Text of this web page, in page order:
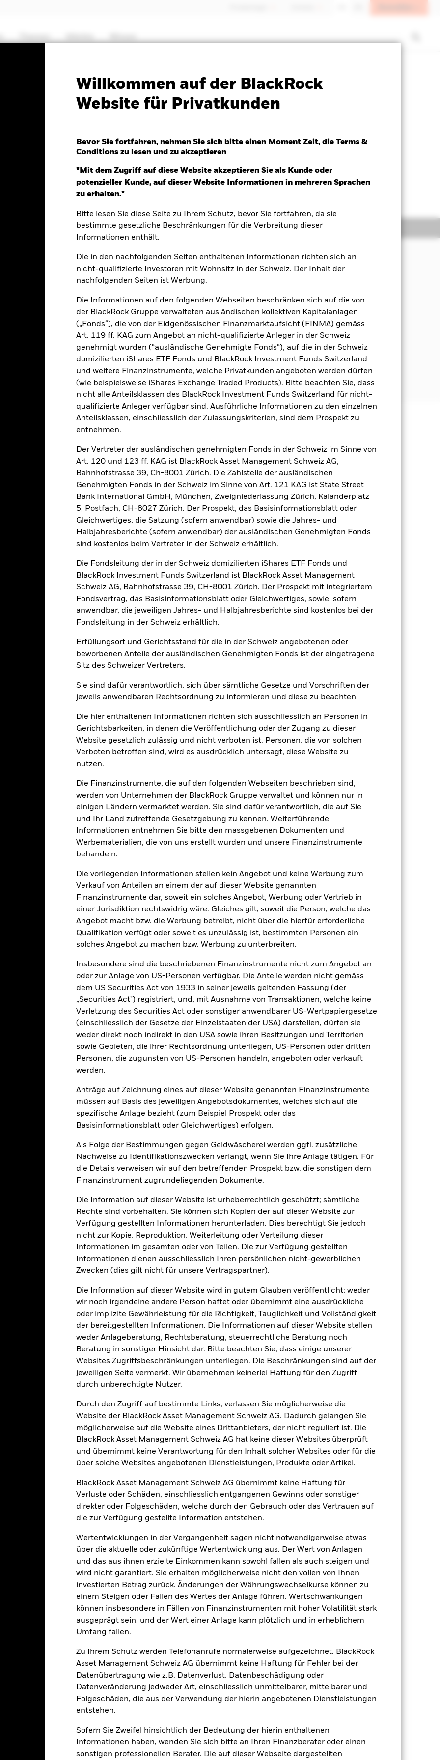
Willkommen auf der BlackRock
Website für Privatkunden
Bevor Sie fortfahren, nehmen Sie sich bitte einen Moment Zeit, die Terms &
Conditions zu lesen und zu akzeptieren
"Mit dem Zugriff auf diese Website akzeptieren Sie als Kunde oder
potenzieller Kunde, auf dieser Website Informationen in mehreren Sprachen
zu erhalten."
Bitte lesen Sie diese Seite zu Ihrem Schutz, bevor Sie fortfahren, da sie
bestimmte gesetzliche Beschränkungen für die Verbreitung dieser
Informationen enthält.
Die in den nachfolgenden Seiten enthaltenen Informationen richten sich an
nicht-qualifizierte Investoren mit Wohnsitz in der Schweiz. Der Inhalt der
nachfolgenden Seiten ist Werbung.
Die Informationen auf den folgenden Webseiten beschränken sich auf die von
der BlackRock Gruppe verwalteten ausländischen kollektiven Kapitalanlagen
(„Fonds“), die von der Eidgenössischen Finanzmarktaufsicht (FINMA) gemäss
Art. 119 ff. KAG zum Angebot an nicht-qualifizierte Anleger in der Schweiz
genehmigt wurden (“ausländische Genehmigte Fonds“), auf die in der Schweiz
domizilierten iShares ETF Fonds und BlackRock Investment Funds Switzerland
und weitere Finanzinstrumente, welche Privatkunden angeboten werden dürfen
(wie beispielsweise iShares Exchange Traded Products). Bitte beachten Sie, dass
nicht alle Anteilsklassen des BlackRock Investment Funds Switzerland für nicht-
qualifizierte Anleger verfügbar sind. Ausführliche Informationen zu den einzelnen
Anteilsklassen, einschliesslich der Zulassungskriterien, sind dem Prospekt zu
entnehmen.
Der Vertreter der ausländischen genehmigten Fonds in der Schweiz im Sinne von
Art. 120 und 123 ff. KAG ist BlackRock Asset Management Schweiz AG,
Bahnhofstrasse 39, Ch-8001 Zürich. Die Zahlstelle der ausländischen
Genehmigten Fonds in der Schweiz im Sinne von Art. 121 KAG ist State Street
Bank International GmbH, München, Zweigniederlassung Zürich, Kalanderplatz
5, Postfach, CH-8027 Zürich. Der Prospekt, das Basisinformationsblatt oder
Gleichwertiges, die Satzung (sofern anwendbar) sowie die Jahres- und
Halbjahresberichte (sofern anwendbar) der ausländischen Genehmigten Fonds
sind kostenlos beim Vertreter in der Schweiz erhältlich.
Die Fondsleitung der in der Schweiz domizilierten iShares ETF Fonds und
BlackRock Investment Funds Switzerland ist BlackRock Asset Management
Schweiz AG, Bahnhofstrasse 39, CH-8001 Zürich. Der Prospekt mit integriertem
Fondsvertrag, das Basisinformationsblatt oder Gleichwertiges, sowie, sofern
anwendbar, die jeweiligen Jahres- und Halbjahresberichte sind kostenlos bei der
Fondsleitung in der Schweiz erhältlich.
Erfüllungsort und Gerichtsstand für die in der Schweiz angebotenen oder
beworbenen Anteile der ausländischen Genehmigten Fonds ist der eingetragene
Sitz des Schweizer Vertreters.
Sie sind dafür verantwortlich, sich über sämtliche Gesetze und Vorschriften der
jeweils anwendbaren Rechtsordnung zu informieren und diese zu beachten.
Die hier enthaltenen Informationen richten sich ausschliesslich an Personen in
Gerichtsbarkeiten, in denen die Veröffentlichung oder der Zugang zu dieser
Website gesetzlich zulässig und nicht verboten ist. Personen, die von solchen
Verboten betroffen sind, wird es ausdrücklich untersagt, diese Website zu
nutzen.
Die Finanzinstrumente, die auf den folgenden Webseiten beschrieben sind,
werden von Unternehmen der BlackRock Gruppe verwaltet und können nur in
einigen Ländern vermarktet werden. Sie sind dafür verantwortlich, die auf Sie
und Ihr Land zutreffende Gesetzgebung zu kennen. Weiterführende
Informationen entnehmen Sie bitte den massgebenen Dokumenten und
Werbematerialien, die von uns erstellt wurden und unsere Finanzinstrumente
behandeln.
Die vorliegenden Informationen stellen kein Angebot und keine Werbung zum
Verkauf von Anteilen an einem der auf dieser Website genannten
Finanzinstrumente dar, soweit ein solches Angebot, Werbung oder Vertrieb in
einer Jurisdiktion rechtswidrig wäre. Gleiches gilt, soweit die Person, welche das
Angebot macht bzw. die Werbung betreibt, nicht über die hierfür erforderliche
Qualifikation verfügt oder soweit es unzulässig ist, bestimmten Personen ein
solches Angebot zu machen bzw. Werbung zu unterbreiten.
Insbesondere sind die beschriebenen Finanzinstrumente nicht zum Angebot an
oder zur Anlage von US-Personen verfügbar. Die Anteile werden nicht gemäss
dem US Securities Act von 1933 in seiner jeweils geltenden Fassung (der
„Securities Act") registriert, und, mit Ausnahme von Transaktionen, welche keine
Verletzung des Securities Act oder sonstiger anwendbarer US-Wertpapiergesetze
(einschliesslich der Gesetze der Einzelstaaten der USA) darstellen, dürfen sie
weder direkt noch indirekt in den USA sowie ihren Besitzungen und Territorien
sowie Gebieten, die ihrer Rechtsordnung unterliegen, US-Personen oder dritten
Personen, die zugunsten von US-Personen handeln, angeboten oder verkauft
werden.
Anträge auf Zeichnung eines auf dieser Website genannten Finanzinstrumente
müssen auf Basis des jeweiligen Angebotsdokumentes, welches sich auf die
spezifische Anlage bezieht (zum Beispiel Prospekt oder das
Basisinformationsblatt oder Gleichwertiges) erfolgen.
Als Folge der Bestimmungen gegen Geldwäscherei werden ggfl. zusätzliche
Nachweise zu Identifikationszwecken verlangt, wenn Sie Ihre Anlage tätigen. Für
die Details verweisen wir auf den betreffenden Prospekt bzw. die sonstigen dem
Finanzinstrument zugrundeliegenden Dokumente.
Die Information auf dieser Website ist urheberrechtlich geschützt; sämtliche
Rechte sind vorbehalten. Sie können sich Kopien der auf dieser Website zur
Verfügung gestellten Informationen herunterladen. Dies berechtigt Sie jedoch
nicht zur Kopie, Reproduktion, Weiterleitung oder Verteilung dieser
Informationen im gesamten oder von Teilen. Die zur Verfügung gestellten
Informationen dienen ausschliesslich Ihren persönlichen nicht-gewerblichen
Zwecken (dies gilt nicht für unsere Vertragspartner).
Die Information auf dieser Website wird in gutem Glauben veröffentlicht; weder
wir noch irgendeine andere Person haftet oder übernimmt eine ausdrückliche
oder implizite Gewährleistung für die Richtigkeit, Tauglichkeit und Vollständigkeit
der bereitgestellten Informationen. Die Informationen auf dieser Website stellen
weder Anlageberatung, Rechtsberatung, steuerrechtliche Beratung noch
Beratung in sonstiger Hinsicht dar. Bitte beachten Sie, dass einige unserer
Websites Zugriffsbeschränkungen unterliegen. Die Beschränkungen sind auf der
jeweiligen Seite vermerkt. Wir übernehmen keinerlei Haftung für den Zugriff
durch unberechtigte Nutzer.
Durch den Zugriff auf bestimmte Links, verlassen Sie möglicherweise die
Website der BlackRock Asset Management Schweiz AG. Dadurch gelangen Sie
möglicherweise auf die Website eines Drittanbieters, der nicht reguliert ist. Die
BlackRock Asset Management Schweiz AG hat keine dieser Websites überprüft
und übernimmt keine Verantwortung für den Inhalt solcher Websites oder für die
über solche Websites angebotenen Dienstleistungen, Produkte oder Artikel.
BlackRock Asset Management Schweiz AG übernimmt keine Haftung für
Verluste oder Schäden, einschliesslich entgangenen Gewinns oder sonstiger
direkter oder Folgeschäden, welche durch den Gebrauch oder das Vertrauen auf
die zur Verfügung gestellte Information entstehen.
Wertentwicklungen in der Vergangenheit sagen nicht notwendigerweise etwas
über die aktuelle oder zukünftige Wertentwicklung aus. Der Wert von Anlagen
und das aus ihnen erzielte Einkommen kann sowohl fallen als auch steigen und
wird nicht garantiert. Sie erhalten möglicherweise nicht den vollen von Ihnen
investierten Betrag zurück. Änderungen der Währungswechselkurse können zu
einem Steigen oder Fallen des Wertes der Anlage führen. Wertschwankungen
können insbesondere in Fällen von Finanzinstrumenten mit hoher Volatilität stark
ausgeprägt sein, und der Wert einer Anlage kann plötzlich und in erheblichem
Umfang fallen.
Zu Ihrem Schutz werden Telefonanrufe normalerweise aufgezeichnet. BlackRock
Asset Management Schweiz AG übernimmt keine Haftung für Fehler bei der
Datenübertragung wie z.B. Datenverlust, Datenbeschädigung oder
Datenveränderung jedweder Art, einschliesslich unmittelbarer, mittelbarer und
Folgeschäden, die aus der Verwendung der hierin angebotenen Dienstleistungen
entstehen.
Sofern Sie Zweifel hinsichtlich der Bedeutung der hierin enthaltenen
Informationen haben, wenden Sie sich bitte an Ihren Finanzberater oder einen
sonstigen professionellen Berater. Die auf dieser Webseite dargestellten
Factsheet SFDR Web Disclosure Herunterladen
Energy Fund
1.77 (1.30%)
Eckdaten FondsManager Positionen Unterlagen
aus Kapitalwachstum und Erträgen auf das Fondsvermögen die Maximierung einer Rendite aus Ihrer
% seines Gesamtvermögens in den Eigenkapitalinstrumenten (z. B. Aktien) von nachhaltigen
Energieunternehmen sind Unternehmen, die sich, wie im Prospekt beschrieben, mit alternativen
Die Unternehmen werden vom Anlageberater (AB) auf der Grundlage ihrer Fähigkeit
Zusammenhang mit dem Thema nachhaltige Energie zu steuern, sowie auf der Grundlage ihres Risiko-
Soziales und Unternehmensführung („ESG“).
in Übereinstimmung mit seiner ESG-Politik angelegt, und er wendet Ausschlüsse unter Bezugnahme auf
an, wie im Prospekt dargelegt. Weitere Informationen finden Sie im Verkaufsprospekt.
Der Wert der Anlagen und die daraus entstandenen Erträge sind nicht garantiert und
dieses Fonds setzen Derivate zur Absicherung des Währungsrisikos ein. Der Einsatz von
ein potenzielles Risiko der Ansteckung (auch unter der Bezeichnung „Spill-over-Effekt“) für andere
Verwaltungsgesellschaft des Fonds wird sicherstellen, dass angemessene Verfahren zur Minderung
vorhanden sind. Über das Drop-Down-Feld direkt unter dem Namen des Fonds können
Fonds anzeigen lassen. Die Anteilsklassen mit Währungsabsicherung sind durch den Begriff
gekennzeichnet. Eine vollständige Liste aller Anteilsklassen mit Währungsabsicherung ist zudem auf
des Fonds erhältlich.
tätigt, um Kosten zu senken, erhält der Fonds 62,5% des damit verbundenen erzielten Ertrags
BlackRock im Rahmen seiner Leihetätigkeit. Da die Ertragsaufteilung aus Wertpapierleihegeschäften
Weniger anzeigen
Factsheet Verkaufsprospekt SFDR Web Disclosure
Herunterladen
Eckdaten FondsManager Positionen Unterlagen
Wertentwicklung
2021-02-28 00:00:00 to 2026-07-31 00:00:00.
Annualisiert Kumulativ Angaben zu einzelnen Jahren
Grafik zeigt die Wertentwicklung des Produkts als prozentualer Verlust oder Gewinn pro Jahr in den
4 Jahren gegenüber seiner Benchmark. Dies kann Ihnen helfen zu beurteilen, wie das Produkt in
Vergangenheit verwaltet wurde, und ermöglicht einen Vergleich mit der Benchmark.
chart with 3 data series.
Gesamtrendite (%) Vergleichs-Benchmark 2 (%) Einschränkung Benchmark 1 (%)
2017 2018 2019 2020 2021 2022 2023 2024 2025
2016
2017 2018 2019 2020 2021 2022 2023 2024 2025
-18.6 9.4 -11.8 29.3
Vergleichs-Benchmark 2
-18.4 22.2 17.5 22.3
und Rücknahmeabschläge.
aufgeführten Zahlen beziehen sich auf die Wertentwicklung in der Vergangenheit.Die Wertentwicklung in
Vergangenheit ist kein verlässlicher Indikator für die künftige Wertentwicklung. Die Märkte könnten sich in
Zukunft vollkommen anders entwickeln. Dies kann Ihnen helfen zu beurteilen, wie der Fonds in der
verwaltet wurde.
sofern vorhanden. Aufgrund von Währungsschwankungen kann Ihre Rendite höher oder geringer
falls Sie in einer anderen Währung als derjenigen investieren, in der die Wertentwicklung in der
berechnet wurde.Quelle: Blackrock
Wesentliche Risiken
Papieren kann durch die täglichen Kursbewegungen an den Börsen beeinflusst werden. Weitere
und Wirtschaft sowie Unternehmensergebnisse und wichtige Unternehmensereignisse.Anlagen im
oder Nachhaltigkeitserwägungen, Steuerregelungen, staatlichen Aufsichtsvorschriften sowie Preis-
Bereich Neue Energien unterliegen Umwelt- oder Nachhaltigkeitserwägungen, der Steuergesetzgebung,
von Instituten, die Dienstleistungen wie die Verwahrung von Vermögenswerten anbieten oder als
mit anderen Instrumenten auftreten, kann zu Verlusten für den Fonds führen.
Eckdaten
15.März2001
USD
Benchmark
USD 5’000.00
thesaurierend
UCITS
Other Equity
berechnet auf Basis von
Terminpreisen
BN7TTJ2
Anlageklasse
Vergleichs-Benchmark 2
MSCI All Country World Index
Ausgabeaufschlag 5.00%
Managementgebühr 1.65%
Benchmark-Erfolgsgebühr 0.00%
Mindestsumme bei Folgeanlagen USD 1’000.00
Domizil Luxemburg
Verwaltungsgesellschaft
Transaktionsabwicklung Transaktionsdatum +3 Tage
Portfoliomerkmale
49
28.61
Standard Deviation (3y)
Per 31.Juli2026
19.86%
KBV 3.05